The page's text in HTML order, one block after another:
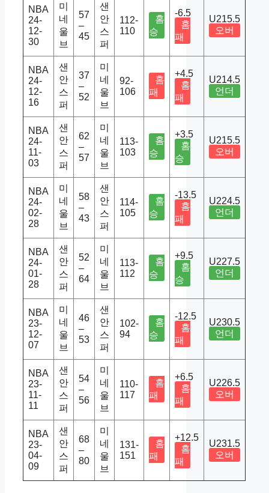
NBA
24-
12-
30
미
네
울
브
57
–
45
샌
안
스
퍼
112-
110
홈
승
-6.5
홈
패
U215.5
오버
NBA
24-
12-
16
샌
안
스
퍼
37
–
52
미
네
울
브
92-
106
홈
패
+4.5
홈
패
U214.5
언더
NBA
24-
11-
03
샌
안
스
퍼
62
–
57
미
네
울
브
113-
103
홈
승
+3.5
홈
승
U215.5
오버
NBA
24-
02-
28
미
네
울
브
58
–
43
샌
안
스
퍼
114-
105
홈
승
-13.5
홈
패
U224.5
언더
NBA
24-
01-
28
샌
안
스
퍼
52
–
64
미
네
울
브
113-
112
홈
승
+9.5
홈
승
U227.5
언더
NBA
23-
12-
07
미
네
울
브
46
–
53
샌
안
스
퍼
102-
94
홈
승
-12.5
홈
패
U230.5
언더
NBA
23-
11-
11
샌
안
스
퍼
54
–
56
미
네
울
브
110-
117
홈
패
+6.5
홈
패
U226.5
오버
NBA
23-
04-
09
샌
안
스
퍼
68
–
80
미
네
울
브
131-
151
홈
패
+12.5
홈
패
U231.5
오버